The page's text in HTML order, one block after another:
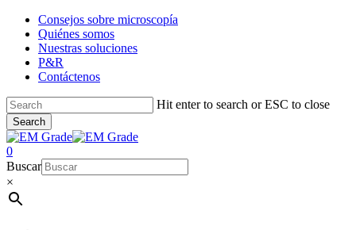
Skip
main
content
Consejos sobre microscopía
Quiénes somos
Nuestras soluciones
P&R
Contáctenos
Hit enter to search or ESC to close
Search
Close
Search
account
0
Menu
Buscar
×